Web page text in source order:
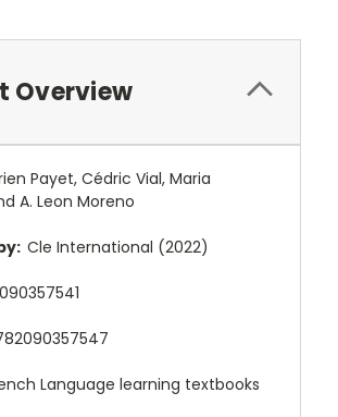
Overview
Payet, Cédric Vial, Maria
A. Leon Moreno
Cle International (2022)
Language learning textbooks